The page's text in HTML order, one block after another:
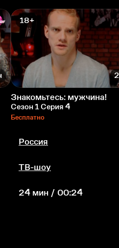
18+
Знакомьтесь: мужчина!
Сезон 1 Серия 4
Бесплатно
Россия
ТВ-шоу
24 мин / 00:24